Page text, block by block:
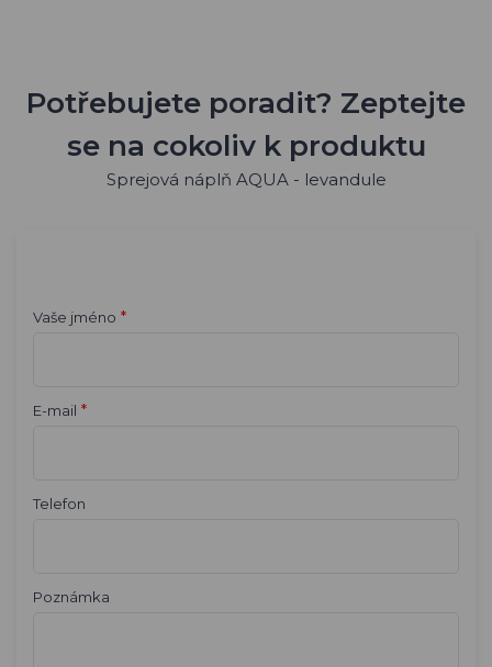
Potřebujete poradit? Zeptejte
se na cokoliv k produktu
Sprejová náplň AQUA - levandule
Vaše jméno *
E-mail *
Telefon
Poznámka